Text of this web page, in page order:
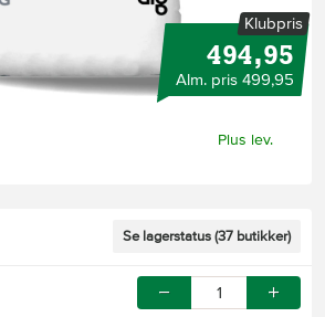
Plus lev.
Klubpris
494,95
Alm. pris 499,95
Se lagerstatus (37 butikker)